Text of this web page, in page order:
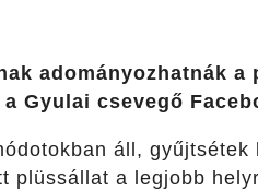
adományozhatnák
Gyulai csevegő
áll,
plüssállat a legjobb